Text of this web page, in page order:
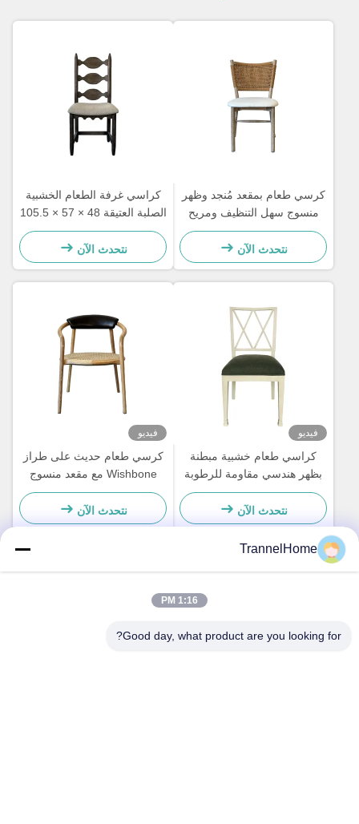
كرسي طعام بمقعد مُنجد وظهر
منسوج سهل التنظيف ومريح
لغرفة الطعام
نتحدث الآن
كراسي غرفة الطعام الخشبية
الصلبة العتيقة 48 × 57 × 105.5
سم ناعمة مع ظهر سلم منحوت
نتحدث الآن
فيديو
كراسي طعام خشبية مبطنة
بظهر هندسي مقاومة للرطوبة
نتحدث الآن
فيديو
كرسي طعام حديث على طراز
Wishbone مع مقعد منسوج
ومسند ظهر من الجلد
نتحدث الآن
العنوان
TrannelHome
1:16 PM
Good day, what product are you looking for?